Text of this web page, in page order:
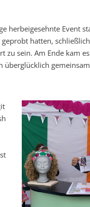
herbeigesehnte Event
hatten,
sein. Am Ende kam
überglücklich